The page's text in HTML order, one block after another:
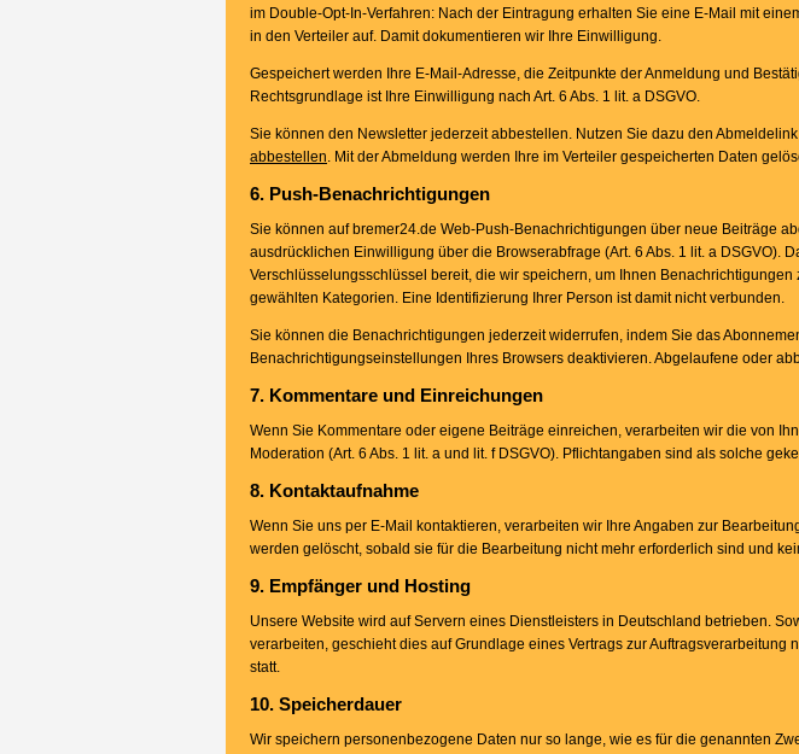
im Double-Opt-In-Verfahren: Nach der Eintragung erhalten Sie eine E-Mail mit
in den Verteiler auf. Damit dokumentieren wir Ihre Einwilligung.
Gespeichert werden Ihre E-Mail-Adresse, die Zeitpunkte der Anmeldung und
Rechtsgrundlage ist Ihre Einwilligung nach Art. 6 Abs. 1 lit. a DSGVO.
Sie können den Newsletter jederzeit abbestellen. Nutzen Sie dazu den
abbestellen. Mit der Abmeldung werden Ihre im Verteiler gespeicherten Daten
6. Push-Benachrichtigungen
Sie können auf bremer24.de Web-Push-Benachrichtigungen über neue Beiträge
ausdrücklichen Einwilligung über die Browserabfrage (Art. 6 Abs. 1 lit. a DSGVO).
Verschlüsselungsschlüssel bereit, die wir speichern, um Ihnen
gewählten Kategorien. Eine Identifizierung Ihrer Person ist damit nicht verbunden.
Sie können die Benachrichtigungen jederzeit widerrufen, indem Sie das
Benachrichtigungseinstellungen Ihres Browsers deaktivieren. Abgelaufene oder
7. Kommentare und Einreichungen
Wenn Sie Kommentare oder eigene Beiträge einreichen, verarbeiten wir die von
Moderation (Art. 6 Abs. 1 lit. a und lit. f DSGVO). Pflichtangaben sind als solche
8. Kontaktaufnahme
Wenn Sie uns per E-Mail kontaktieren, verarbeiten wir Ihre Angaben zur
werden gelöscht, sobald sie für die Bearbeitung nicht mehr erforderlich sind und
9. Empfänger und Hosting
Unsere Website wird auf Servern eines Dienstleisters in Deutschland betrieben.
verarbeiten, geschieht dies auf Grundlage eines Vertrags zur Auftragsverarbeitung
statt.
10. Speicherdauer
Wir speichern personenbezogene Daten nur so lange, wie es für die genannten